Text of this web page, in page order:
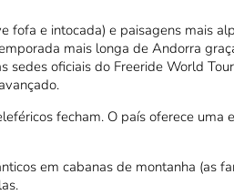
fofa e intocada) e paisagens mais
mais longa de Andorra
oficiais do Freeride World
fecham. O país oferece uma
em cabanas de montanha (as